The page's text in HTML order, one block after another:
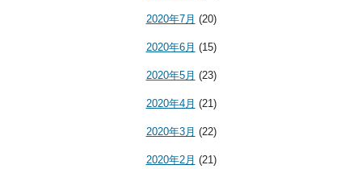
2020年7月 (20)
2020年6月 (15)
2020年5月 (23)
2020年4月 (21)
2020年3月 (22)
2020年2月 (21)